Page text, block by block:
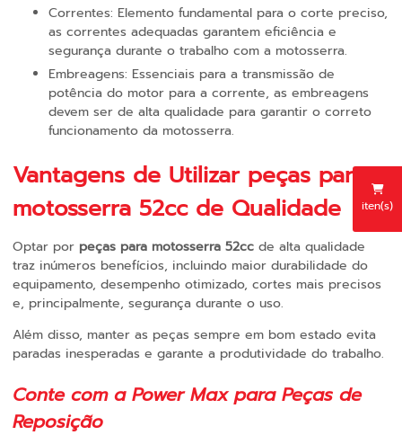
iten(s)
Correntes: Elemento fundamental para o corte preciso,
as correntes adequadas garantem eficiência e
segurança durante o trabalho com a motosserra.
Embreagens: Essenciais para a transmissão de
potência do motor para a corrente, as embreagens
devem ser de alta qualidade para garantir o correto
funcionamento da motosserra.
Vantagens de Utilizar peças para
motosserra 52ccde Qualidade
Optar por peças para motosserra 52cc de alta qualidade
traz inúmeros benefícios, incluindo maior durabilidade do
equipamento, desempenho otimizado, cortes mais precisos
e, principalmente, segurança durante o uso.
Além disso, manter as peças sempre em bom estado evita
paradas inesperadas e garante a produtividade do trabalho.
Conte com a Power Max para Peças de
Reposição